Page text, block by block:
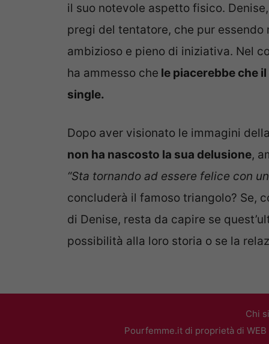
il suo notevole aspetto fisico.
pregi del tentatore, che pur
ambizioso e pieno di iniziativa. Nel
ha ammesso che le piacerebbe che
single.
Dopo aver visionato le immagini
non ha nascosto la sua delusione,
“Sta tornando ad essere felice con
concluderà il famoso triangolo? Se,
di Denise, resta da capire se
possibilità alla loro storia o se la
Chi
Pourfemme.it di proprietà di WEB